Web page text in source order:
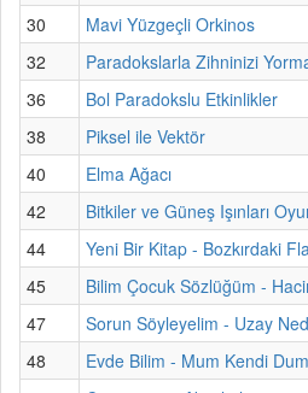
30
Mavi Yüzgeçli Orkinos
32
Paradokslarla Zihninizi
36
Bol Paradokslu Etkinlikler
38
Piksel ile Vektör
40
Elma Ağacı
42
Bitkiler ve Güneş Işınları
44
Yeni Bir Kitap - Bozkırdaki
45
Bilim Çocuk Sözlüğüm -
47
Sorun Söyleyelim - Uzay
48
Evde Bilim - Mum Kendi